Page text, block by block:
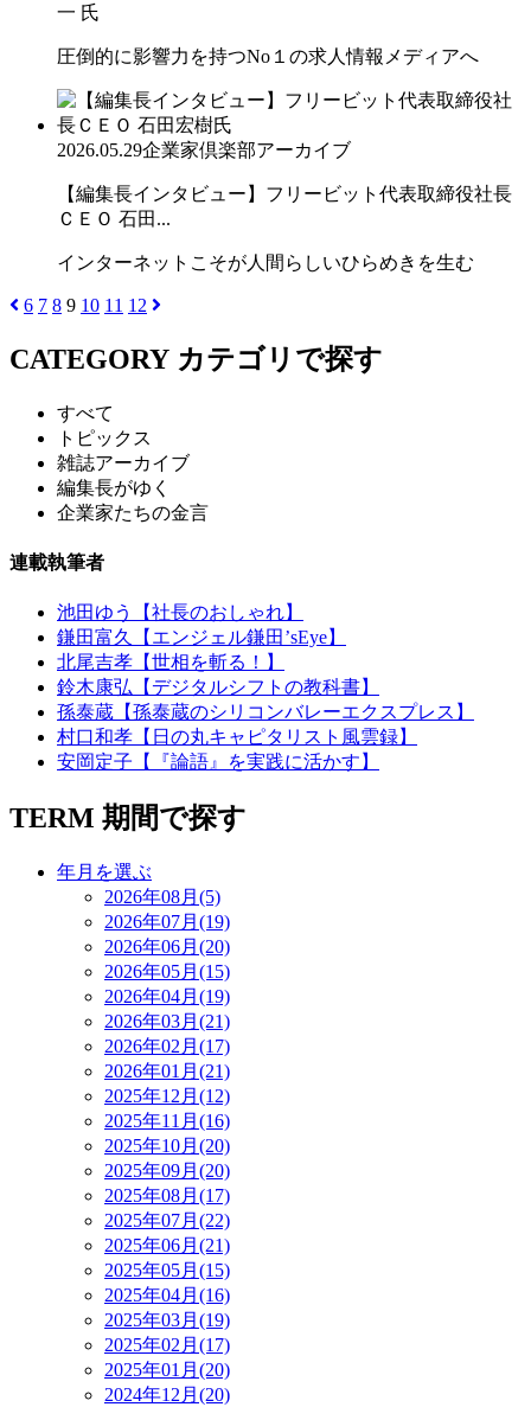
一 氏
圧倒的に影響力を持つNo１の求人情報メディアへ
2026.05.29企業家倶楽部アーカイブ
【編集長インタビュー】フリービット代表取締役社長
ＣＥＯ 石田...
インターネットこそが人間らしいひらめきを生む
6 7 8 9 10 11 12
CATEGORY カテゴリで探す
すべて
トピックス
雑誌アーカイブ
編集長がゆく
企業家たちの金言
連載執筆者
池田ゆう【社長のおしゃれ】
鎌田富久【エンジェル鎌田’sEye】
北尾吉孝【世相を斬る！】
鈴木康弘【デジタルシフトの教科書】
孫泰蔵【孫泰蔵のシリコンバレーエクスプレス】
村口和孝【日の丸キャピタリスト風雲録】
安岡定子【『論語』を実践に活かす】
TERM 期間で探す
年月を選ぶ
2026年08月(5)
2026年07月(19)
2026年06月(20)
2026年05月(15)
2026年04月(19)
2026年03月(21)
2026年02月(17)
2026年01月(21)
2025年12月(12)
2025年11月(16)
2025年10月(20)
2025年09月(20)
2025年08月(17)
2025年07月(22)
2025年06月(21)
2025年05月(15)
2025年04月(16)
2025年03月(19)
2025年02月(17)
2025年01月(20)
2024年12月(20)